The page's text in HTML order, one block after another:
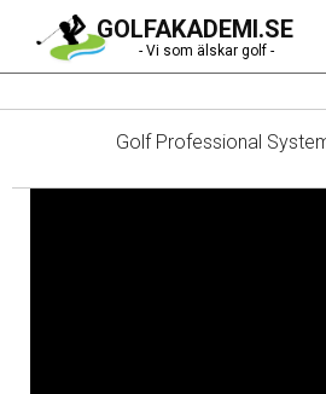
Hoppa
till
huvudinnehåll
GOLFAKADEMI.SE
- Vi som älskar golf -
Golf Professional